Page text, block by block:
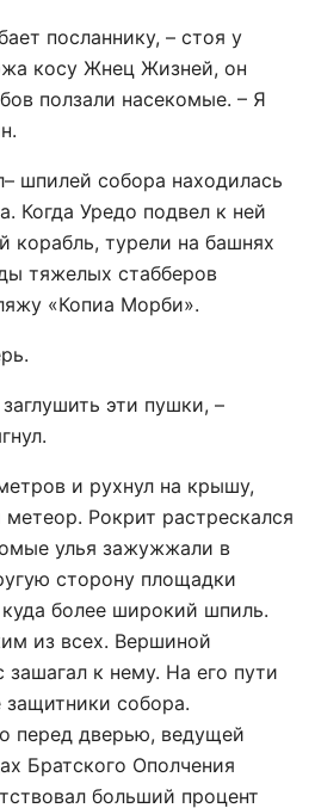
посланнику, – стоя у
косу Жнец Жизней, он
ползали насекомые. – Я
шпилей собора находилась
Когда Уредо подвел к ней
корабль, турели на башнях
тяжелых стабберов
«Копиа Морби».
эти пушки, –
и рухнул на крышу,
Рокрит растрескался
улья зажужжали в
сторону площадки
более широкий шпиль.
из всех. Вершиной
к нему. На его пути
собора.
перед дверью, ведущей
Братского Ополчения
больший процент